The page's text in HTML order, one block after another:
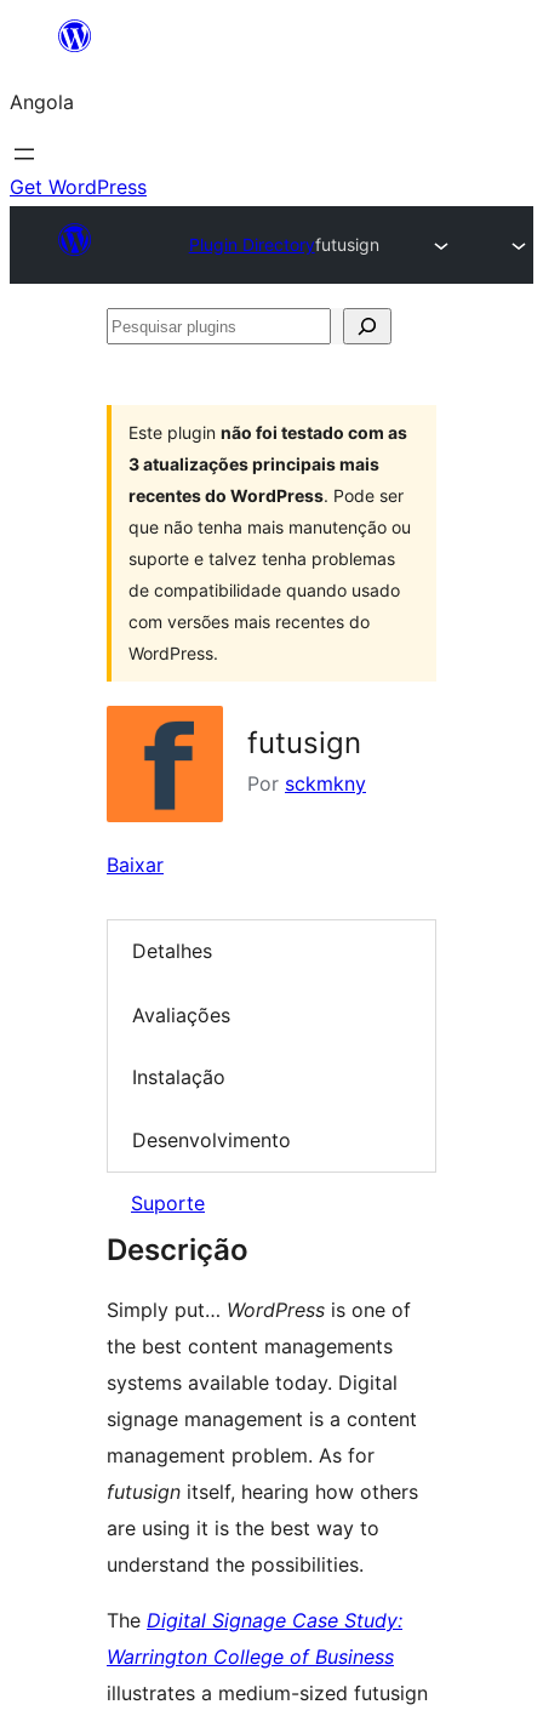
Saltar
o
conteúdo
Angola
Get WordPress
Plugin Directoryfutusign
Pesquisar
Este plugin não foi testado com as
3 atualizações principais mais
recentes do WordPress. Pode ser
que não tenha mais manutenção ou
suporte e talvez tenha problemas
de compatibilidade quando usado
com versões mais recentes do
WordPress.
futusign
Por sckmkny
Baixar
Detalhes
Avaliações
Instalação
Desenvolvimento
Suporte
Descrição
Simply put… WordPress is one of
the best content managements
systems available today. Digital
signage management is a content
management problem. As for
futusign itself, hearing how others
are using it is the best way to
understand the possibilities.
The Digital Signage Case Study:
Warrington College of Business
illustrates a medium-sized futusign